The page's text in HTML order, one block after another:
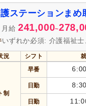
当
生
人事評価制度あり
夜勤手当(702)
資格手当(1,734)
再雇用制度あり
副業可
ス
駅近
バイク通勤可(339)
ステーションまめ
月給 241,000~
いずれか必須: 介護福祉
況 シフト
制
早番 6:00
日勤 8:30
日勤